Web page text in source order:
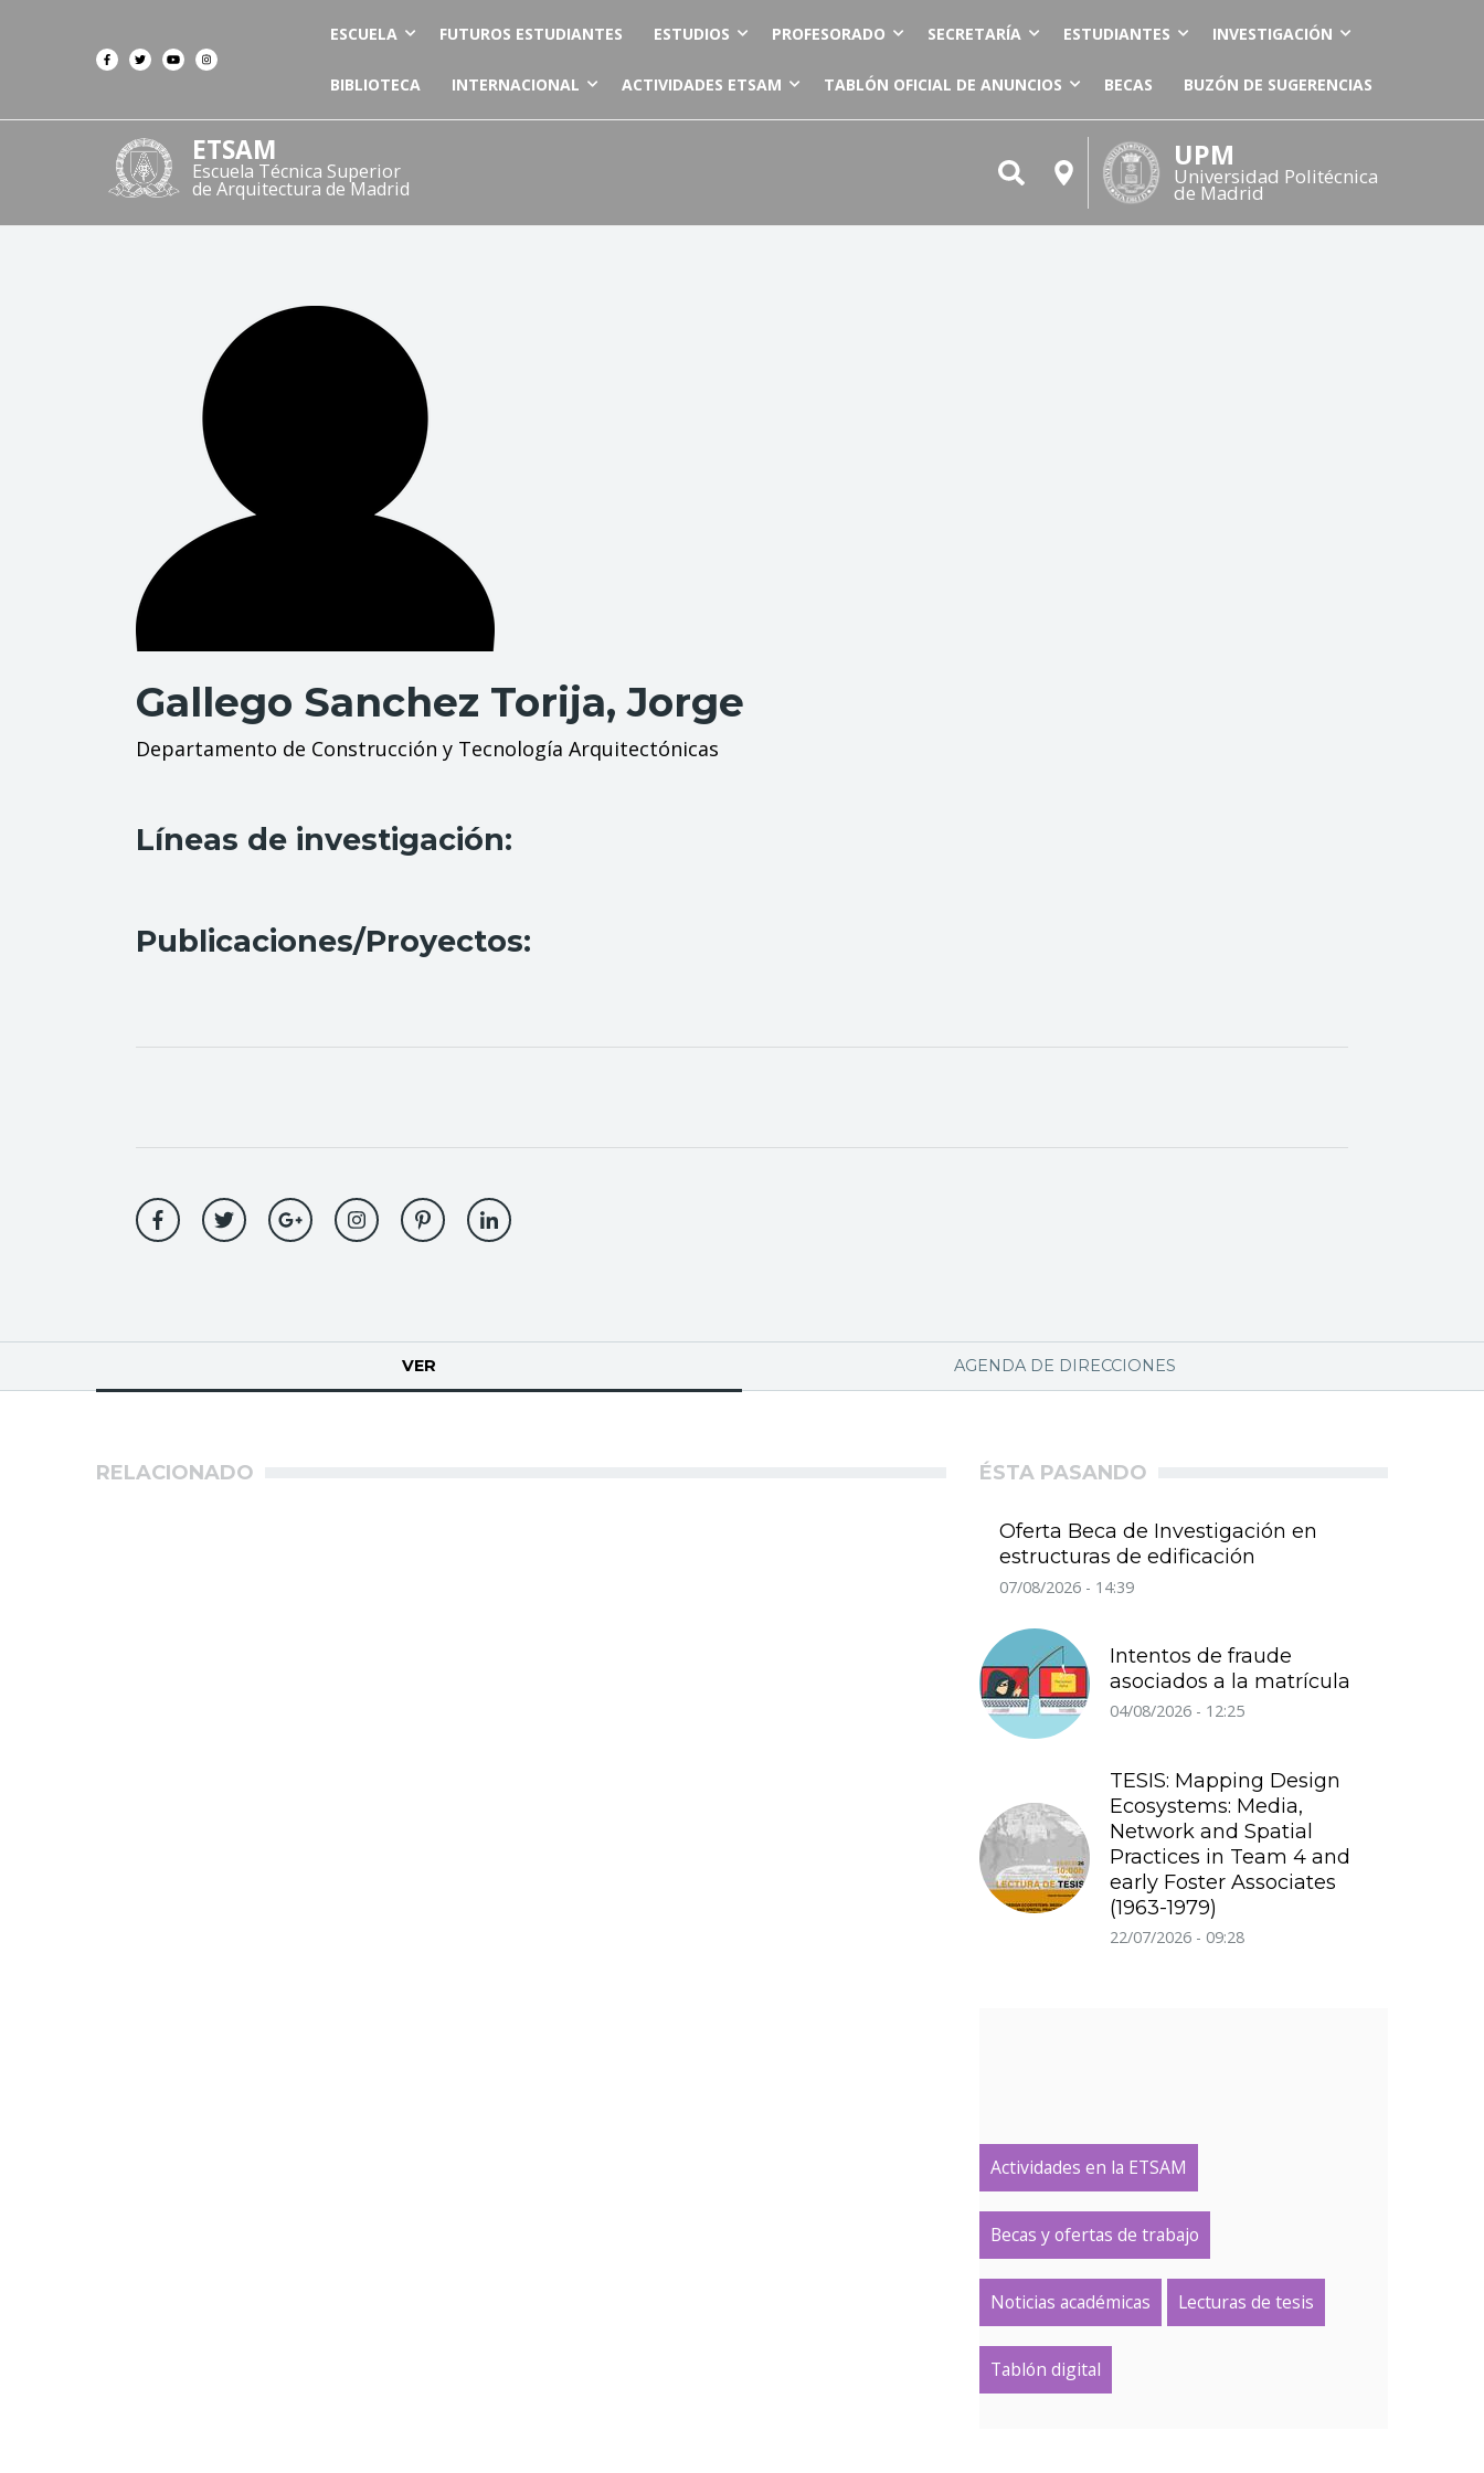
ESCUELA FUTUROS ESTUDIANTES ESTUDIOS PROFESORADO SECRETARÍA ESTUDIANTES INVESTIGACIÓN
BIBLIOTECA INTERNACIONAL ACTIVIDADES ETSAM TABLÓN OFICIAL DE ANUNCIOS BECAS BUZÓN DE SUGERENCIAS
ETSAM
Escuela Técnica Superior
de Arquitectura de Madrid
UPM
Universidad Politécnica
de Madrid
Gallego Sanchez Torija, Jorge
Departamento de Construcción y Tecnología Arquitectónicas
Líneas de investigación:
Publicaciones/Proyectos:
principales
VER AGENDA DE DIRECCIONES
RELACIONADO ÉSTA PASANDO
Oferta Beca de Investigación en
estructuras de edificación
07/08/2026 - 14:39
Intentos de fraude
asociados a la matrícula
04/08/2026 - 12:25
TESIS: Mapping Design
Ecosystems: Media,
Network and Spatial
Practices in Team 4 and
early Foster Associates
(1963-1979)
22/07/2026 - 09:28
Actividades en la ETSAM
Becas y ofertas de trabajo
Noticias académicas Lecturas de tesis
Tablón digital